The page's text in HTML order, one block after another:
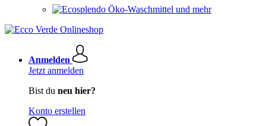
Öko-Waschmittel und mehr
Anmelden
Jetzt anmelden
Bist du neu hier?
Konto erstellen